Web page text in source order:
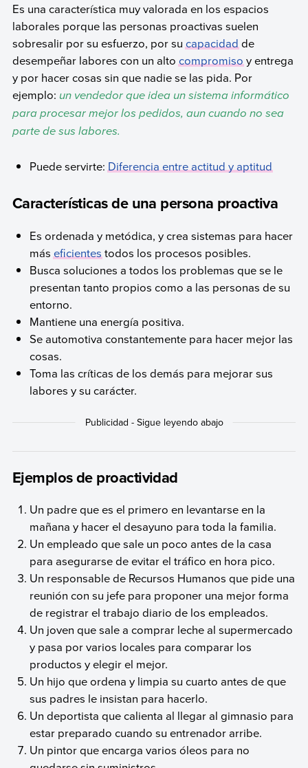
Es una característica muy valorada en los espacios
laborales porque las personas proactivas suelen
sobresalir por su esfuerzo, por sucapacidadde
desempeñar labores con un altocompromisoy entrega
y por hacer cosas sin que nadie se las pida. Por
ejemplo: un vendedor que idea un sistema informático
para procesar mejor los pedidos, aun cuando no sea
parte de sus labores.
Puede servirte:Diferencia entre actitud y aptitud
Características de una persona proactiva
Es ordenada y metódica, y crea sistemas para hacer
máseficientestodos los procesos posibles.
Busca soluciones a todos los problemas que se le
presentan tanto propios como a las personas de su
entorno.
Mantiene una energía positiva.
Se automotiva constantemente para hacer mejor las
cosas.
Toma las críticas de los demás para mejorar sus
labores y su carácter.
Ejemplos de proactividad
Un padre que es el primero en levantarse en la
mañana y hacer el desayuno para toda la familia.
Un empleado que sale un poco antes de la casa
para asegurarse de evitar el tráfico en hora pico.
Un responsable de Recursos Humanos que pide una
reunión con su jefe para proponer una mejor forma
de registrar el trabajo diario de los empleados.
Un joven que sale a comprar leche al supermercado
y pasa por varios locales para comparar los
productos y elegir el mejor.
Un hijo que ordena y limpia su cuarto antes de que
sus padres le insistan para hacerlo.
Un deportista que calienta al llegar al gimnasio para
estar preparado cuando su entrenador arribe.
Un pintor que encarga varios óleos para no